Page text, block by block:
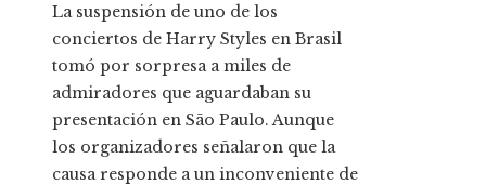
La suspensión de uno de los
conciertos de Harry Styles en Brasil
tomó por sorpresa a miles de
admiradores que aguardaban su
presentación en São Paulo. Aunque
los organizadores señalaron que la
causa responde a un inconveniente de